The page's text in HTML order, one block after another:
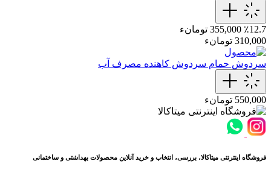
٪12.7 355,000 تومانء
310,000 تومانء
سردوش حمام سردوش کاهنده مصرف آب
550,000 تومانء
فروشگاه اینترنتی میتاکالا، بررسی، انتخاب و خرید آنلاین محصولات بهداشتی و ساختمانی